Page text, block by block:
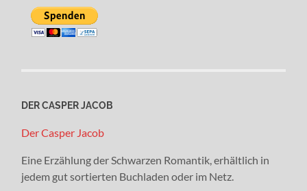
DER CASPER JACOB
Der Casper Jacob
Eine Erzählung der Schwarzen Romantik, erhältlich in
jedem gut sortierten Buchladen oder im Netz.